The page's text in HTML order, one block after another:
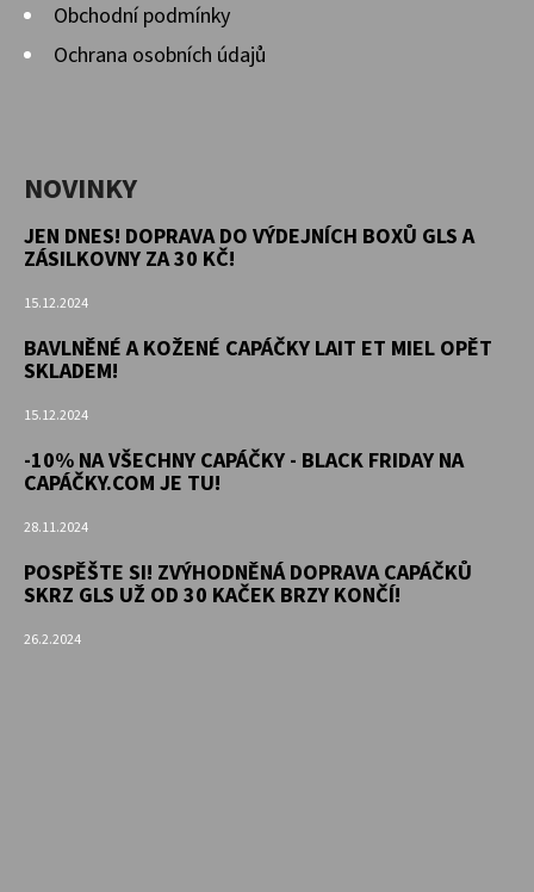
Obchodní podmínky
Ochrana osobních údajů
NOVINKY
JEN DNES! DOPRAVA DO VÝDEJNÍCH BOXŮ GLS A
ZÁSILKOVNY ZA 30 KČ!
15.12.2024
BAVLNĚNÉ A KOŽENÉ CAPÁČKY LAIT ET MIEL OPĚT
SKLADEM!
15.12.2024
-10% NA VŠECHNY CAPÁČKY - BLACK FRIDAY NA
CAPÁČKY.COM JE TU!
28.11.2024
POSPĚŠTE SI! ZVÝHODNĚNÁ DOPRAVA CAPÁČKŮ
SKRZ GLS UŽ OD 30 KAČEK BRZY KONČÍ!
26.2.2024